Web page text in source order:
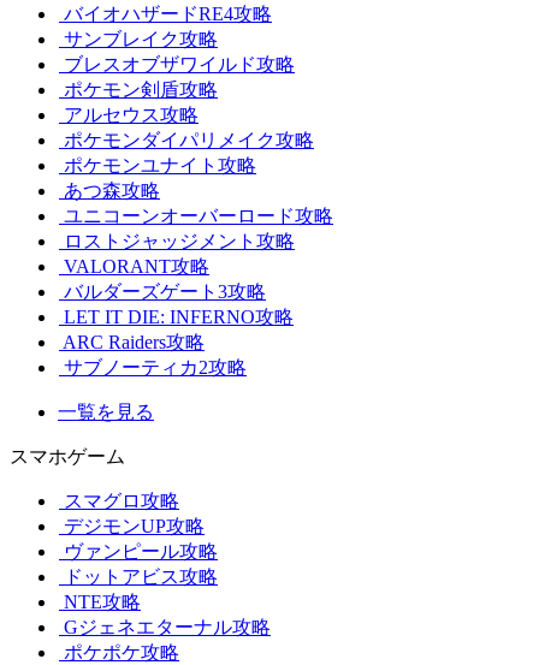
バイオハザードRE4攻略
サンブレイク攻略
ブレスオブザワイルド攻略
ポケモン剣盾攻略
アルセウス攻略
ポケモンダイパリメイク攻略
ポケモンユナイト攻略
あつ森攻略
ユニコーンオーバーロード攻略
ロストジャッジメント攻略
VALORANT攻略
バルダーズゲート3攻略
LET IT DIE: INFERNO攻略
ARC Raiders攻略
サブノーティカ2攻略
一覧を見る
スマホゲーム
スマグロ攻略
デジモンUP攻略
ヴァンピール攻略
ドットアビス攻略
NTE攻略
Gジェネエターナル攻略
ポケポケ攻略